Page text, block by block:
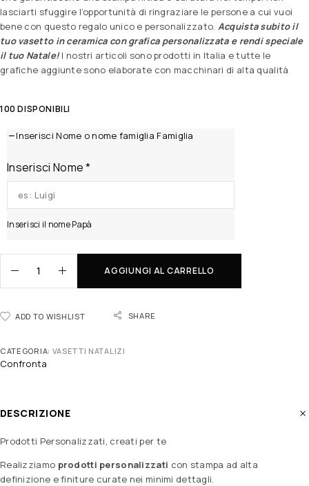
lasciarti sfuggire l’opportunità di ringraziare le persone a cui vuoi
bene con questo regalo unico e personalizzato. Acquista subito il
tuo vasetto in ceramica con grafica personalizzata e rendi speciale
il tuo Natale! I nostri articoli sono prodotti in Italia e tutte le
grafiche aggiunte sono elaborate con macchinari di alta qualità
100 DISPONIBILI
Inserisci Nome o nome famiglia Famiglia
Inserisci Nome*
Inserisci il nome Papà
AGGIUNGI AL CARRELLO
ADD TO WISHLIST SHARE
CATEGORIA: VASETTI NATALIZI
Confronta
DESCRIZIONE
Prodotti Personalizzati, creati per te
Realizziamo prodotti personalizzati con stampa ad alta
definizione e finiture curate nei minimi dettagli.